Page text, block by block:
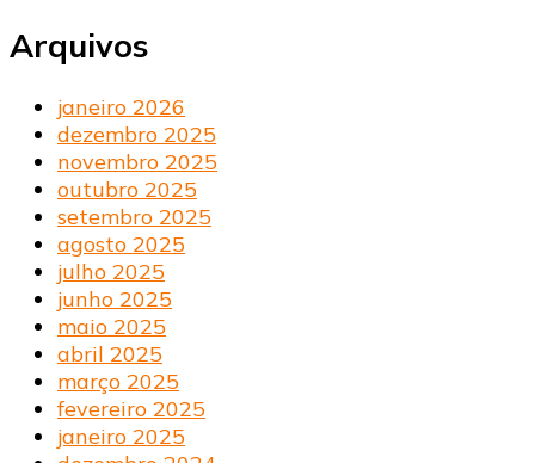
Arquivos
janeiro 2026
dezembro 2025
novembro 2025
outubro 2025
setembro 2025
agosto 2025
julho 2025
junho 2025
maio 2025
abril 2025
março 2025
fevereiro 2025
janeiro 2025